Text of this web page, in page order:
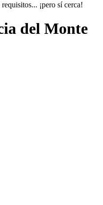
¡pero sí cerca!
del Monte